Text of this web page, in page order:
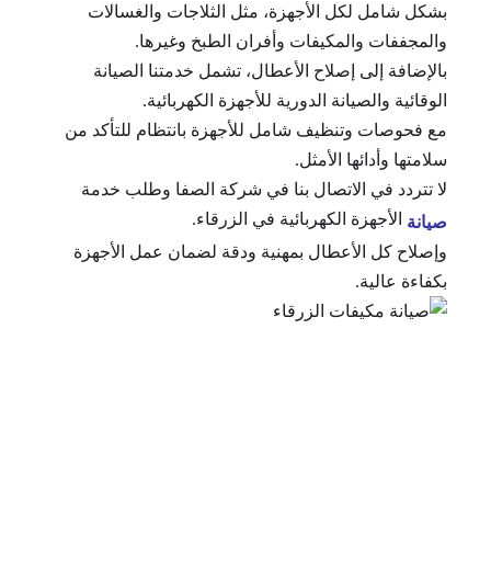
بشكل شامل لكل الأجهزة، مثل الثلاجات والغسالات
والمجففات والمكيفات وأفران الطبخ وغيرها.
بالإضافة إلى إصلاح الأعطال، تشمل خدمتنا الصيانة
الوقائية والصيانة الدورية للأجهزة الكهربائية.
مع فحوصات وتنظيف شامل للأجهزة بانتظام للتأكد من
سلامتها وأدائها الأمثل.
لا تتردد في الاتصال بنا في شركة الصفا وطلب خدمة
صيانة الأجهزة الكهربائية في الزرقاء.
وإصلاح كل الأعطال بمهنية ودقة لضمان عمل الأجهزة
بكفاءة عالية.